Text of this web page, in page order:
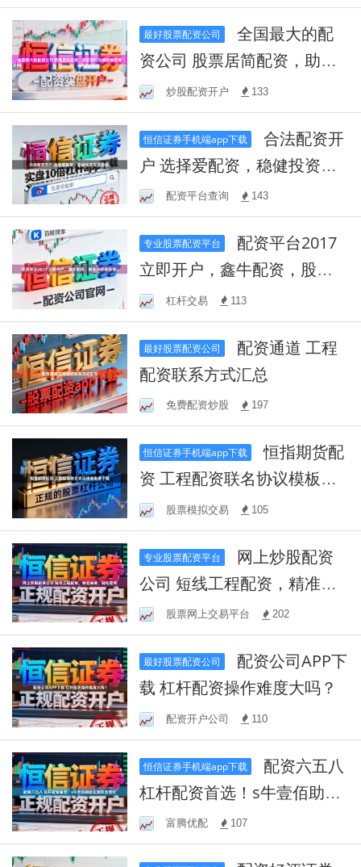
最好股票配资公司
全国最大的配
资公司 股票居简配资，助您
轻松实现投资目标
炒股配资开户 133
恒信证券手机端app下载
合法配资开
户 选择爱配资，稳健投资买
卖股票。
配资平台查询 143
专业股票配资平台
立即开户，鑫牛配资，股市
投资新选择。
杠杆交易 113
最好股票配资公司
配资联系方式汇总
免费配资炒股 197
恒信证券手机端app下载
恒指期货配
资 工程配资联名协议模板免
费下载股票模拟交易 105
专业股票配资平台
公司 短线工程配资，精准亮
资，轻松盈利
股票网上交易平台 202
最好股票配资公司
载 杠杆配资操作难度大吗？
配资开户公司 110
恒信证券手机端app下载
杠杆配资首选！s牛壹佰助您
实现财富增长
富腾优配 107